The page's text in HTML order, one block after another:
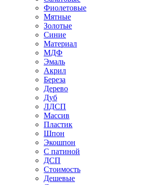
Фиолетовые
Мятные
Золотые
Синие
Материал
МДФ
Эмаль
Акрил
Береза
Дерево
Дуб
ЛДСП
Массив
Пластик
Шпон
Экошпон
С патиной
ДСП
Стоимость
Дешевые